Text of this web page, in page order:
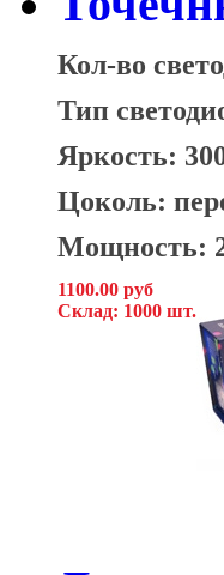
Кол-во
Тип
Яркость:
Цоколь:
Мощность:
1100.00 руб
Склад: 1000 шт.